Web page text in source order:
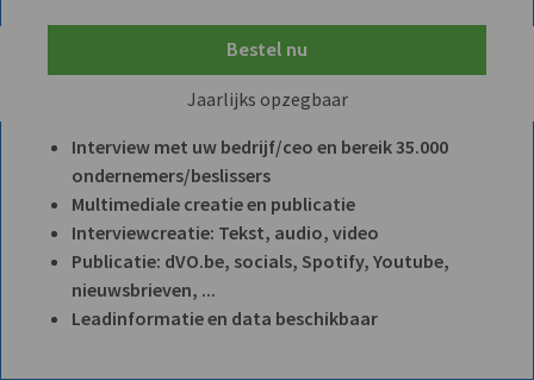
Bestel nu
Jaarlijks opzegbaar
Interview met uw bedrijf/ceo en bereik 35.000
ondernemers/beslissers
Multimediale creatie en publicatie
Interviewcreatie: Tekst, audio, video
Publicatie: dVO.be, socials, Spotify, Youtube,
nieuwsbrieven, ...
Leadinformatie en data beschikbaar